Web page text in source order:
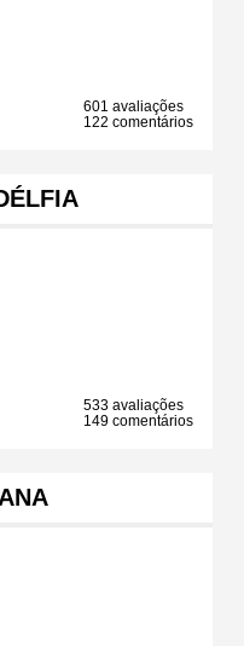
601 avaliações
122 comentários
533 avaliações
149 comentários